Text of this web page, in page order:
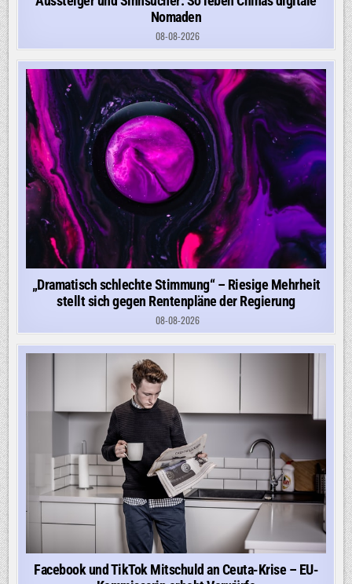
Nomaden
08-08-2026
„Dramatisch schlechte Stimmung“ – Riesige Mehrheit
stellt sich gegen Rentenpläne der Regierung
08-08-2026
Facebook und TikTok Mitschuld an Ceuta-Krise – EU-